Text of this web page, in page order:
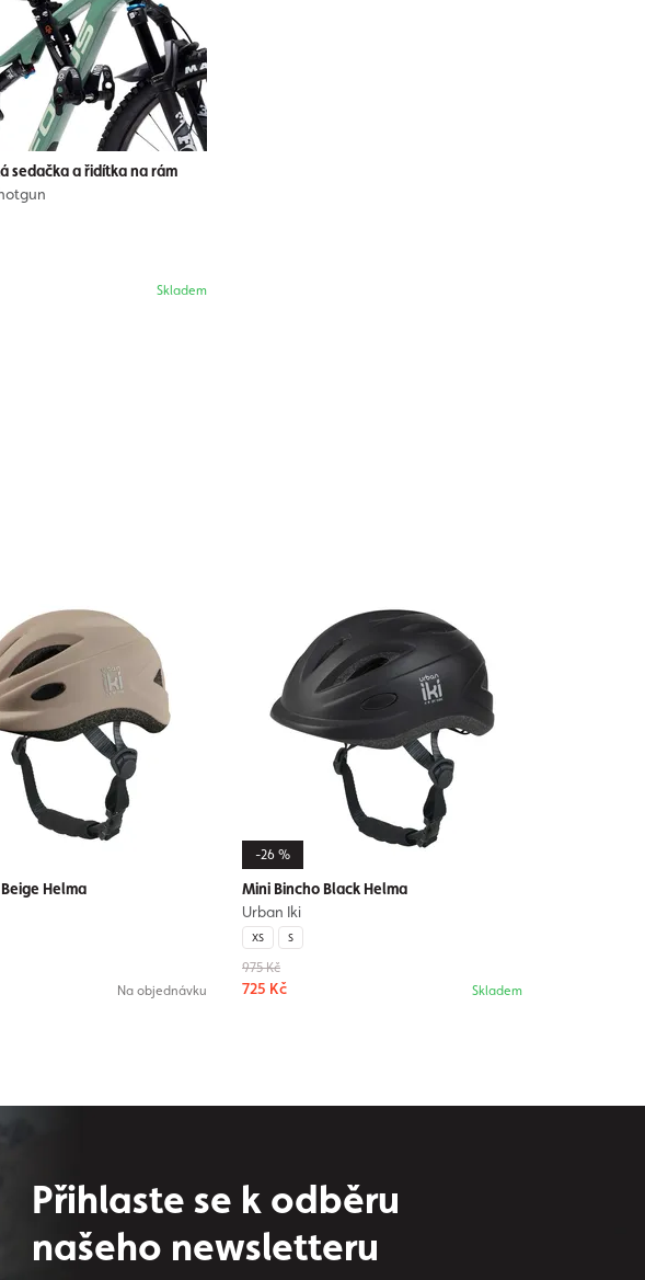
sedačka a řidítka na rám
Skladem
Helma
Na objednávku
-26 %
Mini Bincho Black Helma
Urban Iki
XS S
975 Kč
725 Kč Skladem
Přihlaste se k odběru
našeho newsletteru